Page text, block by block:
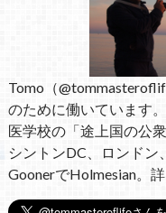
Tomo（
のために働いています
医学校の「途上国の公
シントンDC、ロンドン
GoonerでHolmesian。